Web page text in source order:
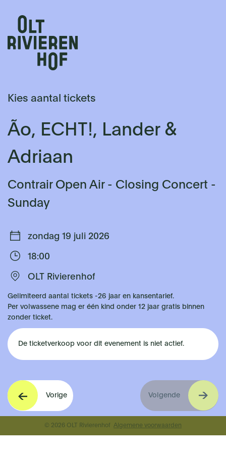
Kies aantal tickets
Ão, ECHT!, Lander &
Adriaan
Contrair Open Air - Closing Concert -
Sunday
zondag 19 juli 2026
18:00
OLT Rivierenhof
Gelimiteerd aantal tickets -26 jaar en kansentarief.
Per volwassene mag er één kind onder 12 jaar gratis binnen
zonder ticket.
De ticketverkoop voor dit evenement is niet actief.
Vorige Volgende
© 2026 OLT Rivierenhof Algemene voorwaarden